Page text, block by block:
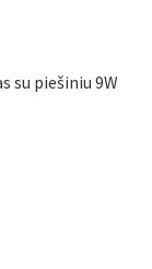
su piešiniu 9W